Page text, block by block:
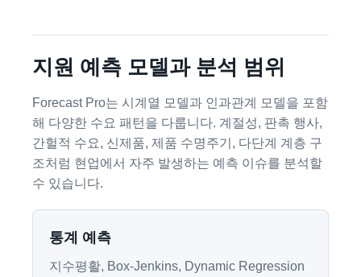
지원 예측 모델과 분석 범위
Forecast Pro는 시계열 모델과 인과관계 모델을 포함
해 다양한 수요 패턴을 다룹니다. 계절성, 판촉 행사,
간헐적 수요, 신제품, 제품 수명주기, 다단계 계층 구
조처럼 현업에서 자주 발생하는 예측 이슈를 분석할
수 있습니다.
통계 예측
지수평활, Box-Jenkins, Dynamic Regression